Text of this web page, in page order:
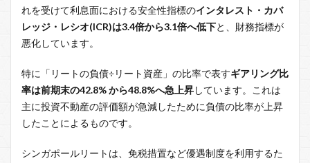
れを受けて利息面における安全性指標のインタレスト・カバ
レッジ・レシオ(ICR)は3.4倍から3.1倍へ低下と、財務指標が
悪化しています。
特に「リートの負債÷リート資産」の比率で表すギアリング比
率は前期末の42.8% から48.8%へ急上昇しています。これは
主に投資不動産の評価額が急減したために負債の比率が上昇
したことによるものです。
シンガポールリートは、免税措置など優遇制度を利用するた